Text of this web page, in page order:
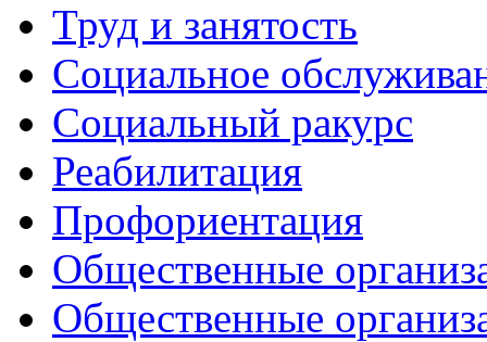
Труд и занятость
Социальное
Социальный ракурс
Реабилитация
Профориентация
Общественные
Общественные